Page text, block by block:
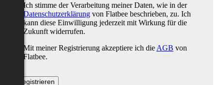
Ich stimme der Verarbeitung meiner Daten, wie in der
Datenschutzerklärung von Flatbee beschrieben, zu. Ich
kann diese Einwilligung jederzeit mit Wirkung für die
Zukunft widerrufen.
Mit meiner Registrierung akzeptiere ich die AGB von
Flatbee.